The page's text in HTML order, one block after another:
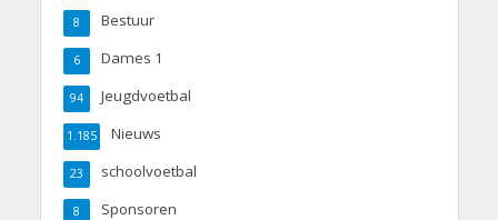
Bestuur
8
Dames 1
6
Jeugdvoetbal
94
Nieuws
1.185
schoolvoetbal
23
Sponsoren
8